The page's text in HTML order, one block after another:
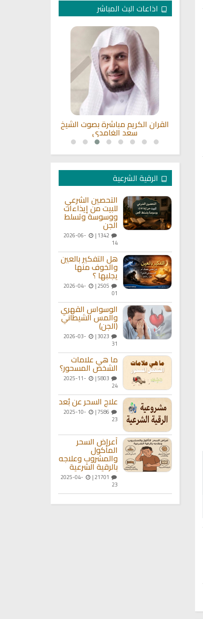
اذاعات البث المباشر
القران الكريم مباشرة بصوت الشيخ
سعد الغامدي
الرقية الشرعية
التحصين الشرعي
للبيت من إيذاءات
ووسوسة وتسلط
الجن
2026-06-
14
هل التفكير بالعين
والخوف منها
يجلبها ؟
2026-04-
01
الوسواس القهري
والمس الشيطاني
(الجن)
2026-03-
31
ما هي علامات
الشخص المسحور؟
2025-11-
24
علاج السحر عن بُعد
2025-10-
23
أعراض السحر
المأكول
والمشروب وعلاجه
بالرقية الشرعية
2025-04-
23